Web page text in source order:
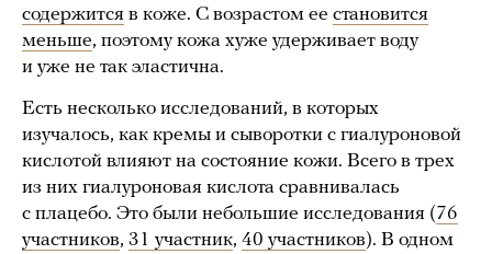
содержится в коже. С возрастом ее становится
меньше, поэтому кожа хуже удерживает воду
и уже не так эластична.
Есть несколько исследований, в которых
изучалось, как кремы и сыворотки с гиалуроновой
кислотой влияют на состояние кожи. Всего в трех
из них гиалуроновая кислота сравнивалась
с плацебо. Это были небольшие исследования (76
участников, 31 участник, 40 участников). В одном